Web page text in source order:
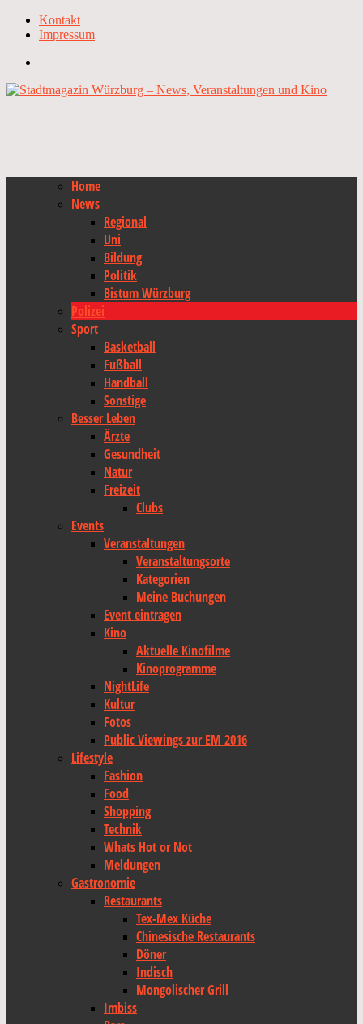
Kontakt
Impressum
Home
News
Regional
Uni
Bildung
Politik
Bistum Würzburg
Polizei
Sport
Basketball
Fußball
Handball
Sonstige
Besser Leben
Ärzte
Gesundheit
Natur
Freizeit
Clubs
Events
Veranstaltungen
Veranstaltungsorte
Kategorien
Meine Buchungen
Event eintragen
Kino
Aktuelle Kinofilme
Kinoprogramme
NightLife
Kultur
Fotos
Public Viewings zur EM 2016
Lifestyle
Fashion
Food
Shopping
Technik
Whats Hot or Not
Meldungen
Gastronomie
Restaurants
Tex-Mex Küche
Chinesische Restaurants
Döner
Indisch
Mongolischer Grill
Imbiss